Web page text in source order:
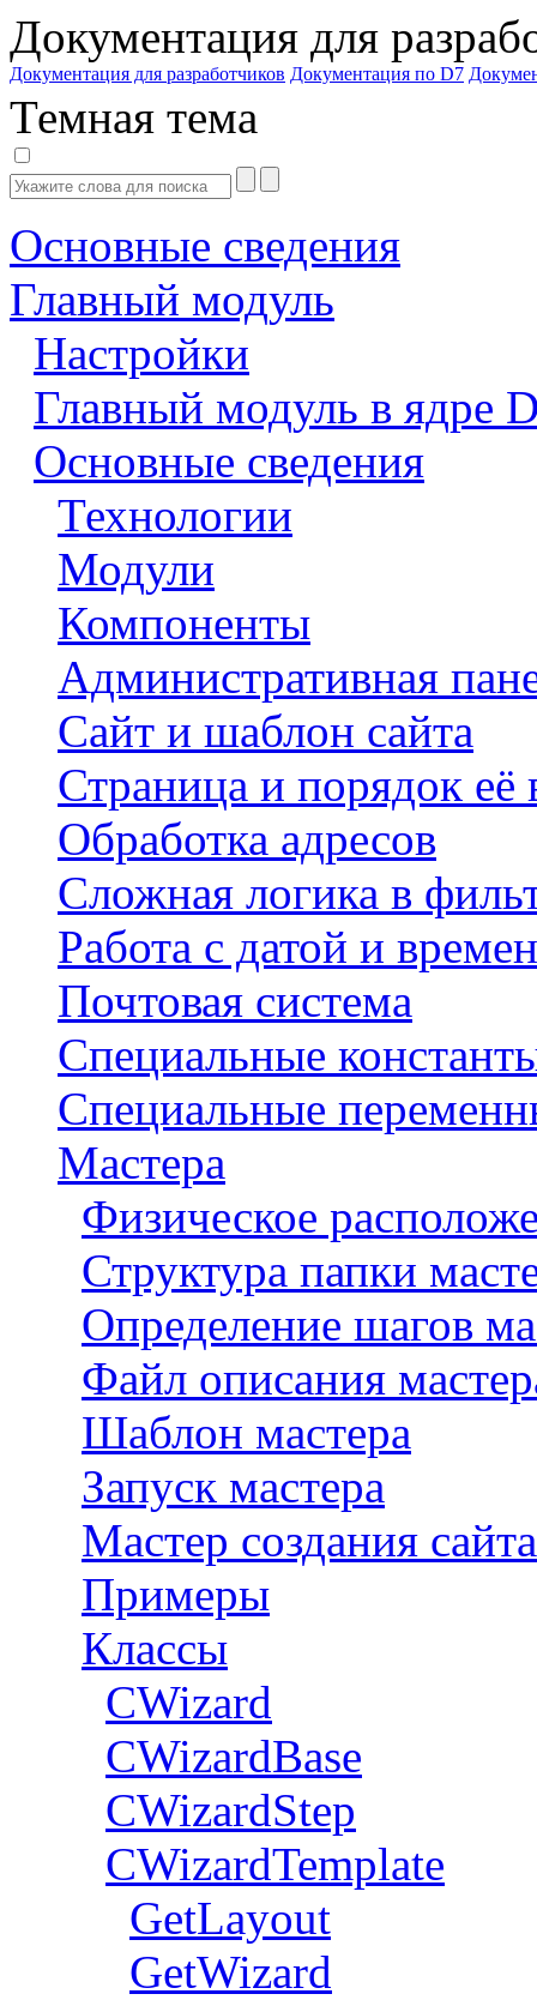
Документация для
Документация для разработчиков Документация по D7
Темная тема
Основные сведения
Главный модуль
Настройки
Главный модуль в ядре
Основные сведения
Технологии
Модули
Компоненты
Административная
Сайт и шаблон сайта
Страница и порядок её
Обработка адресов
Сложная логика в
Работа с датой и
Почтовая система
Специальные
Специальные
Мастера
Физическое
Структура папки
Определение шагов
Файл описания
Шаблон мастера
Запуск мастера
Мастер создания сайта
Примеры
Классы
CWizard
СWizardBase
CWizardStep
CWizardTemplate
GetLayout
GetWizard